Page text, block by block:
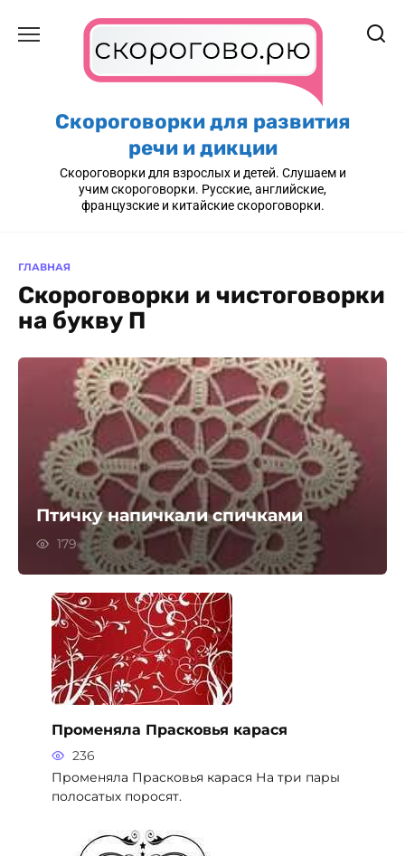
содержанию
Скороговорки для развития
речи и дикции
Скороговорки для взрослых и детей. Слушаем и
учим скороговорки. Русские, английские,
французские и китайские скороговорки.
ГЛАВНАЯ
Скороговорки и чистоговорки
на букву П
Птичку напичкали спичками
179
Променяла Прасковья карася
236
Променяла Прасковья карася На три пары
полосатых поросят.